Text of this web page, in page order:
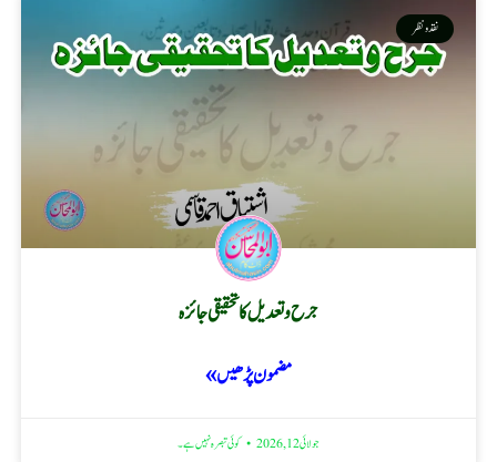
نقد ونظر
جرح و تعدیل کا تحقیقی جائزہ
مضمون پڑھیں »
جولائی 12, 2026 کوئی تبصرہ نہیں ہے۔